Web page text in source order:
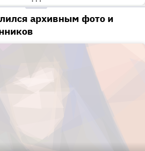
архивным фото и